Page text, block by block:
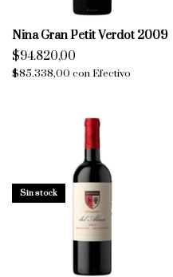
Nina Gran Petit Verdot 2009
$94.820,00
$85.338,00 conEfectivo
Sin stock